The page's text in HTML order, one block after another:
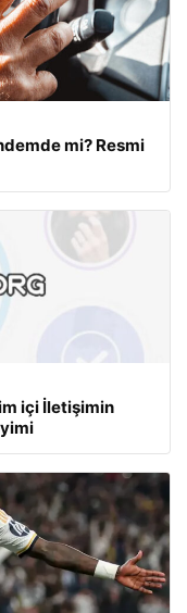
mi? Resmi
içi İletişimin